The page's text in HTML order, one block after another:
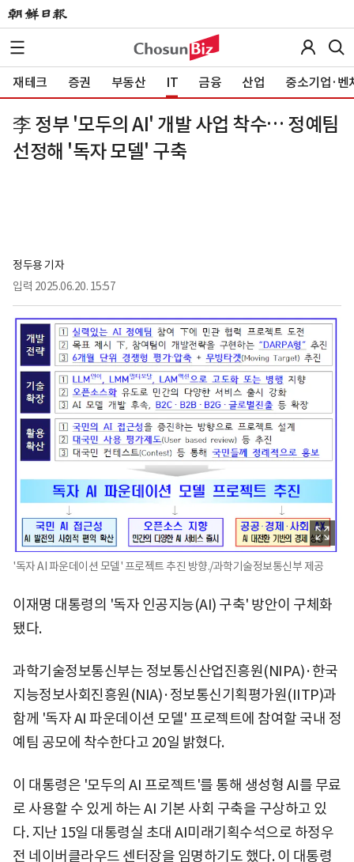
재테크 증권 부동산 IT 금융 산업 중소기업·벤
李 정부 '모두의 AI' 개발 사업 착수… 정예팀
선정해 '독자 모델' 구축
정두용 기자
입력 2025.06.20. 15:57
'독자 AI 파운데이션 모델' 프로젝트 추진 방향./과학기술정보통신부 제공
이재명 대통령의 '독자 인공지능(AI) 구축' 방안이 구체화
됐다.
과학기술정보통신부는 정보통신산업진흥원(NIPA)·한국
지능정보사회진흥원(NIA)·정보통신기획평가원(IITP)과
함께 '독자 AI 파운데이션 모델' 프로젝트에 참여할 국내 정
예팀 공모에 착수한다고 20일 밝혔다.
이 대통령은 '모두의 AI 프로젝트'를 통해 생성형 AI를 무료
로 사용할 수 있게 하는 AI 기본 사회 구축을 구상하고 있
다. 지난 15일 대통령실 초대 AI미래기획수석으로 하정우
전 네이버클라우드 센터장을 임명하기도 했다. 이 대통령